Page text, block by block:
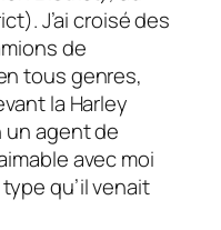
J’ai croisé des
de
tous genres,
la Harley
un agent de
avec moi
qu’il venait